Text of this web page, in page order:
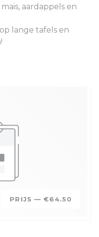
aardappels en
lange tafels en
PRIJS — €64.50